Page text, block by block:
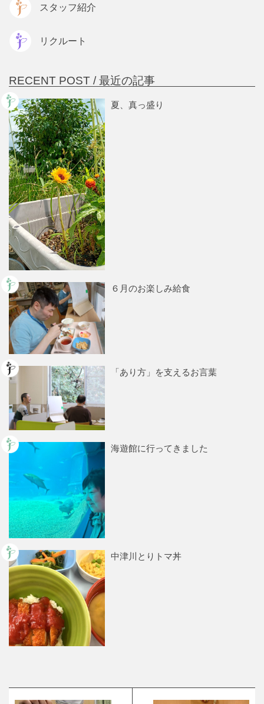
スタッフ紹介
リクルート
RECENT POST /最近の記事
夏、真っ盛り
６月のお楽しみ給食
「あり方」を支えるお言葉
海遊館に行ってきました
中津川とりトマ丼